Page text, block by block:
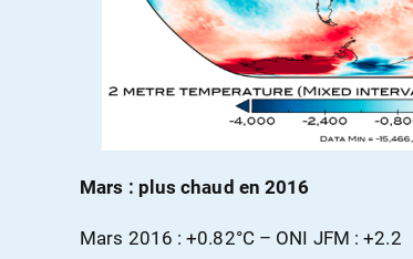
Mars : plus chaud en 2016
Mars 2016 : +0.82°C – ONI JFM : +2.2